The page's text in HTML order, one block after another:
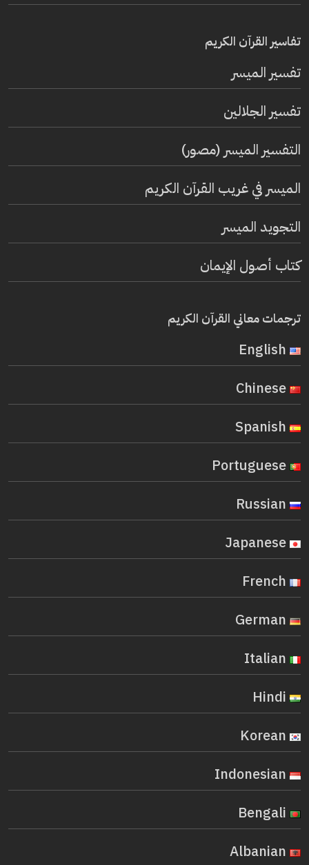
تفاسير القرآن الكريم
تفسير المیسر
تفسير الجلالين
التفسير الميسر (مصور)
الميسر في غريب القرآن الكريم
التجويد الميسر
كتاب أصول الإيمان
ترجمات معاني القرآن الكريم